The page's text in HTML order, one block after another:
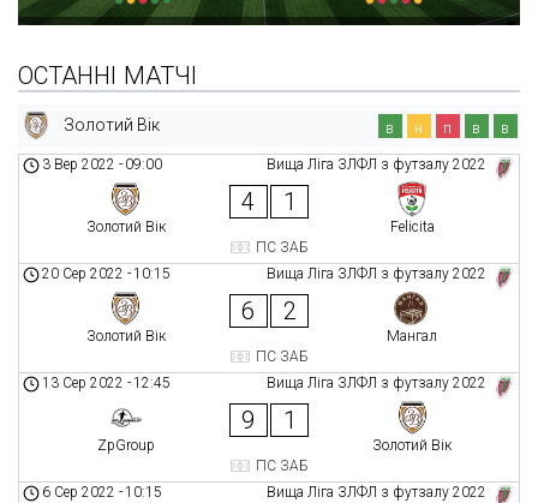
ОСТАННІ МАТЧІ
Золотий Вік в н п в в
Вища Ліга ЗЛФЛ з футзалу 2022
3 Вер 2022 - 09:00
Золотий Вік
4 1
Felicita
ПС ЗАБ
Вища Ліга ЗЛФЛ з футзалу 2022
20 Сер 2022 -10:15
Золотий Вік
6 2
Мангал
ПС ЗАБ
Вища Ліга ЗЛФЛ з футзалу 2022
13 Сер 2022 -12:45
ZpGroup
9 1
Золотий Вік
ПС ЗАБ
Вища Ліга ЗЛФЛ з футзалу 2022
6 Сер 2022 -10:15